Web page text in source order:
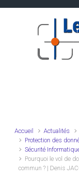
Accueil Actualités
Protection des
Sécurité
Pourquoi le vol de
commun ? | Denis